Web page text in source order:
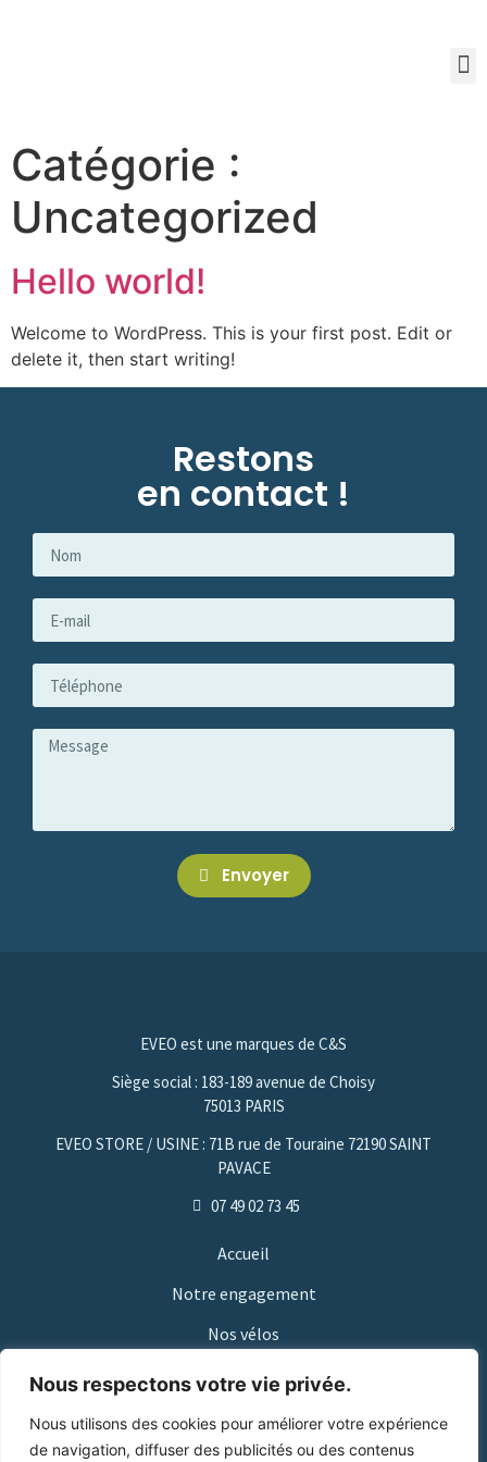
Nous respectons votre vie privée.
Nous utilisons des cookies pour améliorer votre expérience
de navigation, diffuser des publicités ou des contenus
Catégorie :
Uncategorized
Hello world!
Welcome to WordPress. This is your first post. Edit or
delete it, then start writing!
Restons
en contact !
Envoyer
EVEO est une marques de C&S
Siège social : 183-189 avenue de Choisy
75013 PARIS
EVEO STORE / USINE : 71B rue de Touraine 72190 SAINT
PAVACE
07 49 02 73 45
Accueil
Notre engagement
Nos vélos
Nos points de vente
Qui sommes-nous